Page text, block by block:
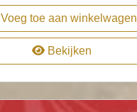
Voeg toe aan winkelwagen
Bekijken